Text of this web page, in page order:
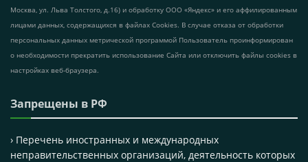
Москва, ул. Льва Толстого, д.16) и обработку ООО «Яндекс» и его аффилированным
лицами данных, содержащихся в файлах Cookies. В случае отказа от обработки
персональных данных метрической программой Пользователь проинформирован
о необходимости прекратить использование Сайта или отключить файлы cookies в
настройках веб-браузера.
Запрещены в РФ
› Перечень иностранных и международных
неправительственных организаций, деятельность которых